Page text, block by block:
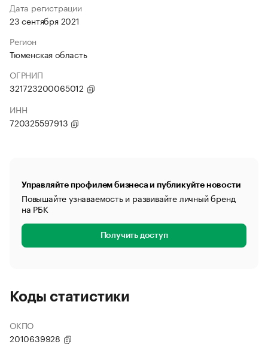
Дата регистрации
23 сентября 2021
Регион
Тюменская область
ОГРНИП
321723200065012
ИНН
720325597913
Управляйте профилем бизнеса и публикуйте новости
Повышайте узнаваемость и развивайте личный бренд
на РБК
Получить доступ
Коды статистики
ОКПО
2010639928